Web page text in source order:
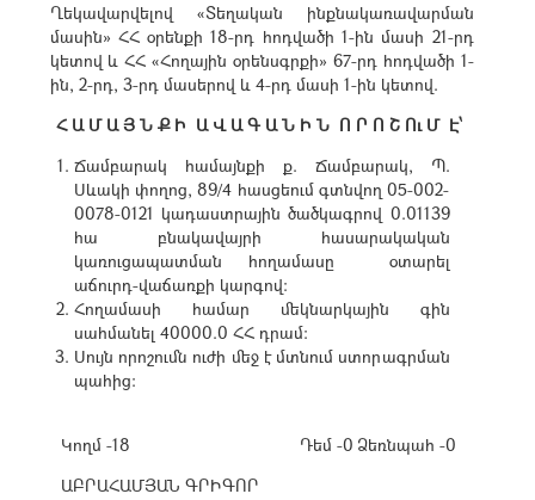
Ղեկավարվելով «Տեղական ինքնակառավարման
մասին» ՀՀ օրենքի 18-րդ հոդվածի 1-ին մասի 21-րդ
կետով և ՀՀ «Հողային օրենսգրքի» 67-րդ հոդվածի 1-
ին, 2-րդ, 3-րդ մասերով և 4-րդ մասի 1-ին կետով.
Հ Ա Մ Ա Յ Ն Ք Ի Ա Վ Ա Գ Ա Ն Ի Ն Ո Ր Ո Շ Ու Մ Է՝
Ճամբարակ համայնքի ք. Ճամբարակ, Պ.
Սևակի փողոց, 89/4 հասցեում գտնվող 05-002-
0078-0121 կադաստրային ծածկագրով 0.01139
հա բնակավայրի հասարակական
կառուցապատման հողամասը օտարել
աճուրդ-վաճառքի կարգով:
Հողամասի համար մեկնարկային գին
սահմանել 40000.0 ՀՀ դրամ:
Սույն որոշումն ուժի մեջ է մտնում ստորագրման
պահից։
Կողմ -18
ԱԲՐԱՀԱՄՅԱՆ ԳՐԻԳՈՐ
Դեմ -0 Ձեռնպահ -0